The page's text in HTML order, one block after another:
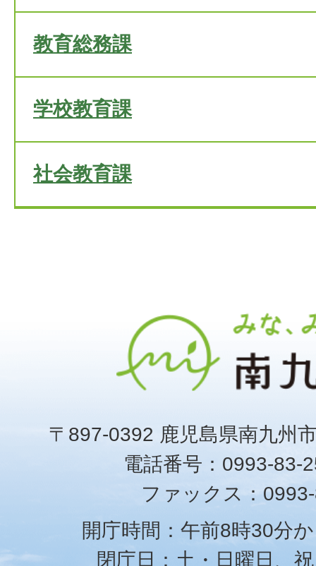
教育総務課
学校教育課
社会教育課
〒897-0392 鹿児島県南九州
電話番号：0993-83-
ファックス：
開庁時間：午前8時30分
閉庁日：土・日曜日、